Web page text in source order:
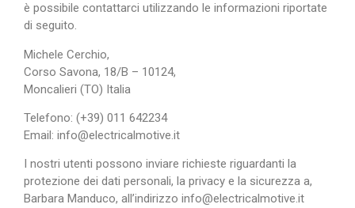
è possibile contattarci utilizzando le informazioni riportate
di seguito.
Michele Cerchio,
Corso Savona, 18/B – 10124,
Moncalieri (TO) Italia
Telefono: (+39) 011 642234
Email: info@electricalmotive.it
I nostri utenti possono inviare richieste riguardanti la
protezione dei dati personali, la privacy e la sicurezza a,
Barbara Manduco, all’indirizzo info@electricalmotive.it